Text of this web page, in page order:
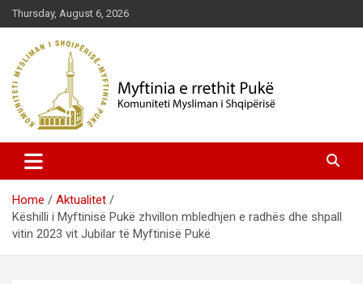
Skip
to
content
Thursday, August 6, 2026
Myftinia Pukë | Faqja Zyrtare
Home
Aktualitet
Këshilli i Myftinisë Pukë zhvillon mbledhjen e radhës dhe shpall
vitin 2023 vit Jubilar të Myftinisë Pukë